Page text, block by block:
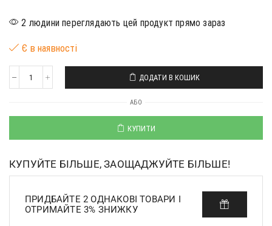
2 людини переглядають цей продукт прямо зараз
Є в наявності
ДОДАТИ В КОШИК
АБО
КУПИТИ
КУПУЙТЕ БІЛЬШЕ, ЗАОЩАДЖУЙТЕ БІЛЬШЕ!
ПРИДБАЙТЕ 2 ОДНАКОВІ ТОВАРИ І
ОТРИМАЙТЕ 3% ЗНИЖКУ